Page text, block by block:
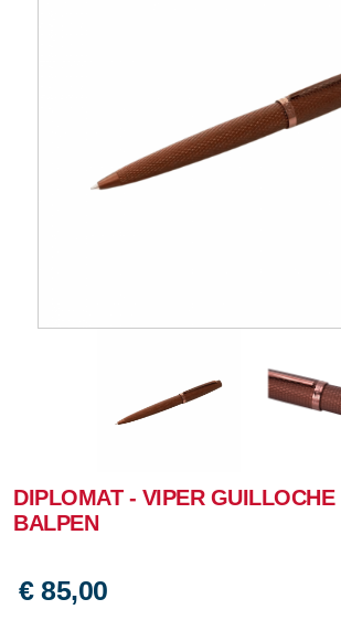
DIPLOMAT - VIPER
BALPEN
€ 85,00